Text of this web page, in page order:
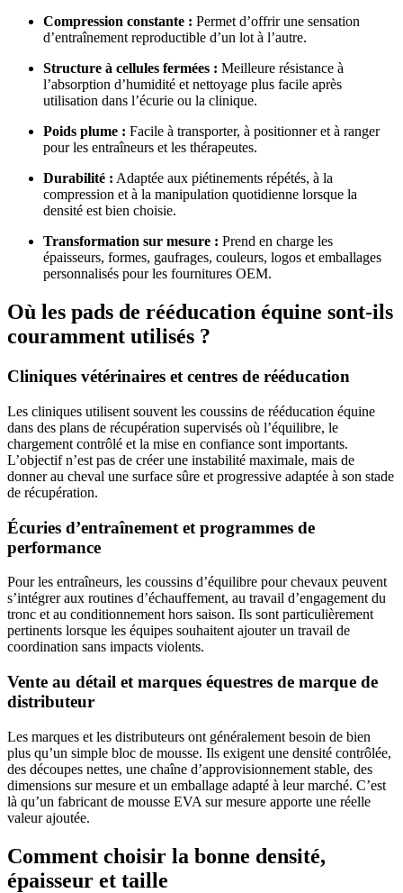
Compression constante : Permet d’offrir une sensation
d’entraînement reproductible d’un lot à l’autre.
Structure à cellules fermées : Meilleure résistance à
l’absorption d’humidité et nettoyage plus facile après
utilisation dans l’écurie ou la clinique.
Poids plume : Facile à transporter, à positionner et à ranger
pour les entraîneurs et les thérapeutes.
Durabilité : Adaptée aux piétinements répétés, à la
compression et à la manipulation quotidienne lorsque la
densité est bien choisie.
Transformation sur mesure : Prend en charge les
épaisseurs, formes, gaufrages, couleurs, logos et emballages
personnalisés pour les fournitures OEM.
Où les pads de rééducation équine sont-ils
couramment utilisés ?
Cliniques vétérinaires et centres de rééducation
Les cliniques utilisent souvent les coussins de rééducation équine
dans des plans de récupération supervisés où l’équilibre, le
chargement contrôlé et la mise en confiance sont importants.
L’objectif n’est pas de créer une instabilité maximale, mais de
donner au cheval une surface sûre et progressive adaptée à son stade
de récupération.
Écuries d’entraînement et programmes de
performance
Pour les entraîneurs, les coussins d’équilibre pour chevaux peuvent
s’intégrer aux routines d’échauffement, au travail d’engagement du
tronc et au conditionnement hors saison. Ils sont particulièrement
pertinents lorsque les équipes souhaitent ajouter un travail de
coordination sans impacts violents.
Vente au détail et marques équestres de marque de
distributeur
Les marques et les distributeurs ont généralement besoin de bien
plus qu’un simple bloc de mousse. Ils exigent une densité contrôlée,
des découpes nettes, une chaîne d’approvisionnement stable, des
dimensions sur mesure et un emballage adapté à leur marché. C’est
là qu’un fabricant de mousse EVA sur mesure apporte une réelle
valeur ajoutée.
Comment choisir la bonne densité,
épaisseur et taille